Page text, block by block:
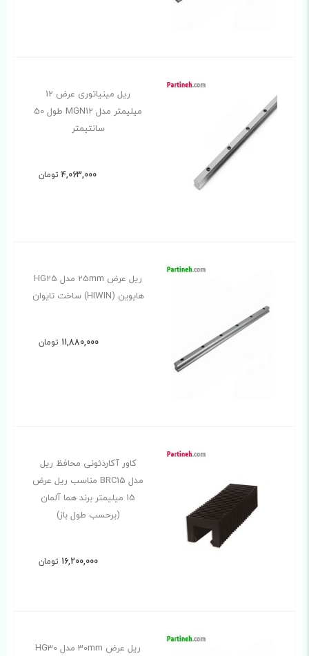
ریل مینیاتوری عرض 12
میلیمتر مدل MGN12 طول 50
سانتیمتر
4,063,000 تومان
ریل عرض 25mm مدل HG25
هایوین (HIWIN) ساخت تایوان
11,880,000 تومان
کاور آکاردئونی محافظ ریل
مدل BRC15 مناسب ریل عرض
15 میلیمتر برند هما آلمان
(برحسب طول باز)
16,200,000 تومان
ریل عرض 30mm مدل HG30